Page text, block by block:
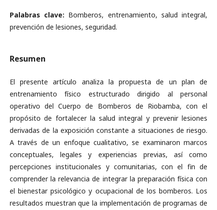
Palabras clave: Bomberos, entrenamiento, salud integral,
prevención de lesiones, seguridad.
Resumen
El presente artículo analiza la propuesta de un plan de
entrenamiento físico estructurado dirigido al personal
operativo del Cuerpo de Bomberos de Riobamba, con el
propósito de fortalecer la salud integral y prevenir lesiones
derivadas de la exposición constante a situaciones de riesgo.
A través de un enfoque cualitativo, se examinaron marcos
conceptuales, legales y experiencias previas, así como
percepciones institucionales y comunitarias, con el fin de
comprender la relevancia de integrar la preparación física con
el bienestar psicológico y ocupacional de los bomberos. Los
resultados muestran que la implementación de programas de